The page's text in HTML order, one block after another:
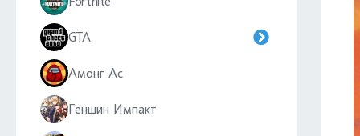
GTA
Амонг Ас
Геншин Импакт